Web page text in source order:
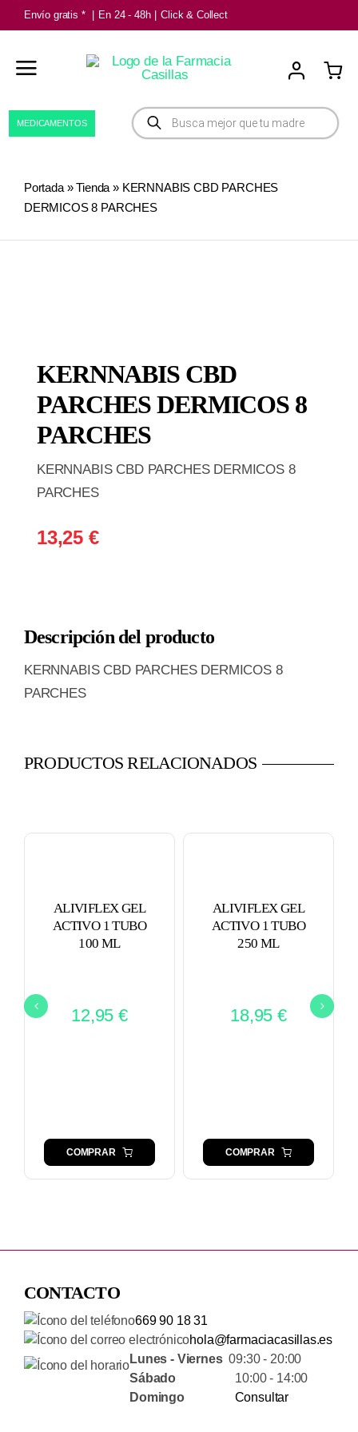
Saltar
al
contenido
Envío gratis * En 24 - 48h Click & Collect
Búsqueda
de
productos
MEDICAMENTOS
Portada»Tienda » KERNNABIS CBD PARCHES
DERMICOS 8 PARCHES
KERNNABIS CBD
PARCHES DERMICOS 8
PARCHES
KERNNABIS CBD PARCHES DERMICOS 8
PARCHES
13,25 €
Descripción del producto
KERNNABIS CBD PARCHES DERMICOS 8
PARCHES
PRODUCTOS RELACIONADOS
ALIVIFLEX GEL
ACTIVO 1 TUBO
100 ML
12,95 €
COMPRAR
ALIVIFLEX GEL
ACTIVO 1 TUBO
250 ML
18,95 €
COMPRAR
CONTACTO
669 90 18 31
hola@farmaciacasillas.es
Lunes - Viernes09:30 - 20:00
Sábado 10:00 - 14:00
Domingo
Consultar